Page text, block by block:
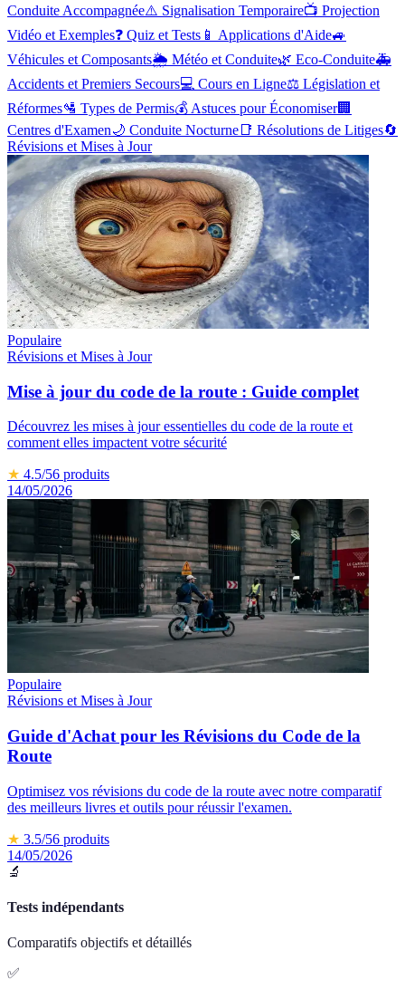
Conduite Accompagnée⚠️ Signalisation Temporaire📺 Projection
Vidéo et Exemples❓ Quiz et Tests 📱 Applications d'Aide🚙
Véhicules et Composants🌦️ Météo et Conduite🌿 Eco-Conduite🚑
Accidents et Premiers Secours💻 Cours en Ligne⚖️ Législation et
Réformes🛂 Types de Permis💰 Astuces pour Économiser🏢
Centres d'Examen🌙 Conduite Nocturne 📑 Résolutions de Litiges🔄
Révisions et Mises à Jour
Populaire
Révisions et Mises à Jour
Mise à jour du code de la route : Guide complet
Découvrez les mises à jour essentielles du code de la route et
comment elles impactent votre sécurité
★ 4.5/56 produits
14/05/2026
Populaire
Révisions et Mises à Jour
Guide d'Achat pour les Révisions du Code de la
Route
Optimisez vos révisions du code de la route avec notre comparatif
des meilleurs livres et outils pour réussir l'examen.
★ 3.5/56 produits
14/05/2026
🔬
Tests indépendants
Comparatifs objectifs et détaillés
✅